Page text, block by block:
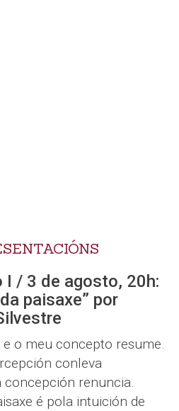
I / 3 de agosto, 20h:
paisaxe” por
o meu concepto resume.
conleva
concepción renuncia.
é pola intuición de